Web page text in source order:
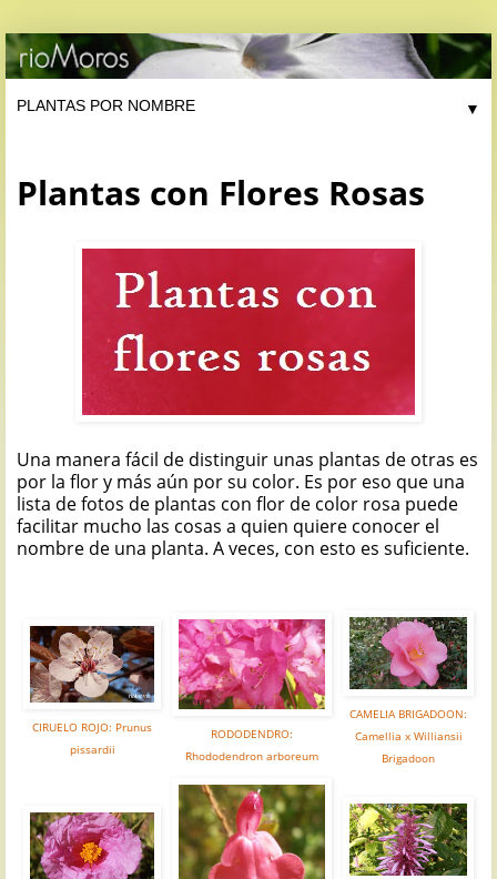
▼
Plantas con Flores Rosas
Una manera fácil de distinguir unas plantas de otras es
por la flor y más aún por su color. Es por eso que una
lista de fotos de plantas con flor de color rosa puede
facilitar mucho las cosas a quien quiere conocer el
nombre de una planta. A veces, con esto es suficiente.
CIRUELO ROJO: Prunus
pissardii
RODODENDRO:
Rhododendron arboreum
CAMELIA BRIGADOON:
Camellia x Williansii
Brigadoon